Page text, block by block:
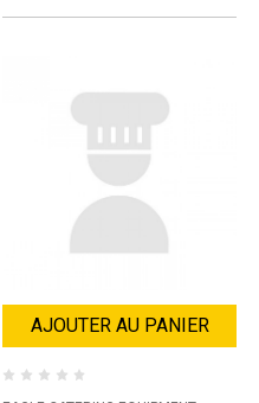
AJOUTER AU PANIER